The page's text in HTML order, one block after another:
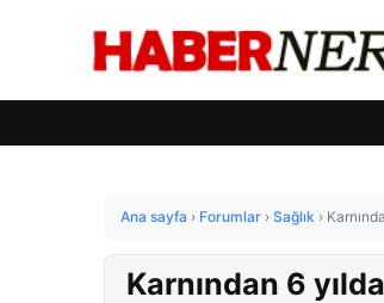
Ana sayfa › Forumlar › Sağlık ›
Karnından 6